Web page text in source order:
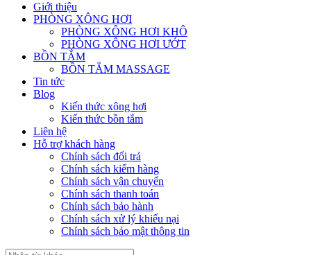
Giới thiệu
PHÒNG XÔNG HƠI
PHÒNG XÔNG HƠI KHÔ
PHÒNG XÔNG HƠI ƯỚT
BỒN TẮM
BỒN TẮM MASSAGE
Tin tức
Blog
Kiến thức xông hơi
Kiến thức bồn tắm
Liên hệ
Hỗ trợ khách hàng
Chính sách đổi trả
Chính sách kiểm hàng
Chính sách vận chuyển
Chính sách thanh toán
Chính sách bảo hành
Chính sách xử lý khiếu nại
Chính sách bảo mật thông tin